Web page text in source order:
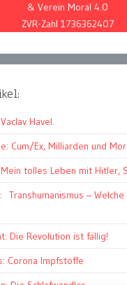
& Verein Moral 4.0
ZVR-Zahl 1736362407
Havel.
Cum/Ex, Milliarden und
tolles Leben mit Hitler,
Transhumanismus –
Die Revolution ist fällig!
Corona Impfstoffe